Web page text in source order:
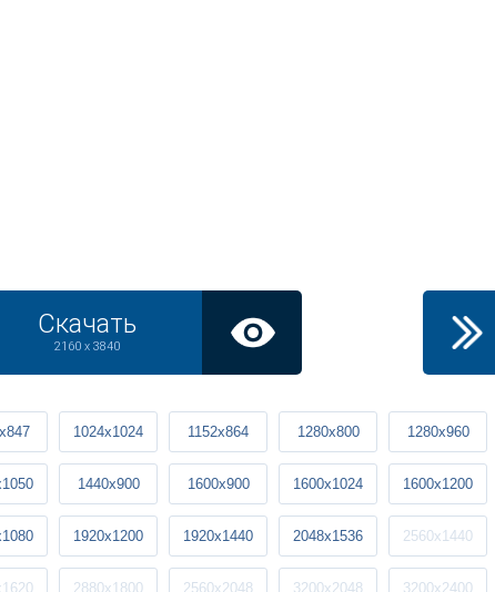
Скачать
2160 x 3840
1024x1024 1152x864 1280x800 1280x960
1440x900 1600x900 1600x1024 1600x1200
1920x1200 1920x1440 2048x1536 2560x1440
2880x1800 2560x2048 3200x2048 3200x2400